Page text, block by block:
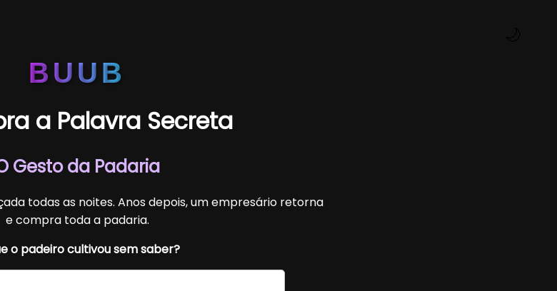
BUUB
a Palavra Secreta
Gesto da Padaria
todas as noites. Anos depois, um empresário retorna
e compra toda a padaria.
o padeiro cultivou sem saber?